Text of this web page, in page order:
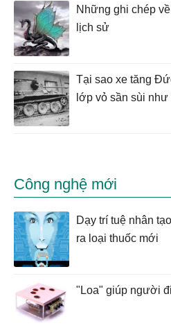
Những ghi chép
lịch sử
Tại sao xe tăng
lớp vỏ sần sùi như
Công nghệ mới
Dạy trí tuệ nhân
ra loại thuốc mới
"Loa" giúp người